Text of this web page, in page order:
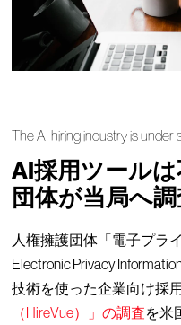
-
The AI hiring industry is under
AI採用ツール
団体が当局へ
人権擁護団体「電子プラ
Electronic Privacy
技術を使った企業向け採
（HireVue）」の調査を米